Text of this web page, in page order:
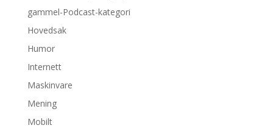
gammel-Podcast-kategori
Hovedsak
Humor
Internett
Maskinvare
Mening
Mobilt